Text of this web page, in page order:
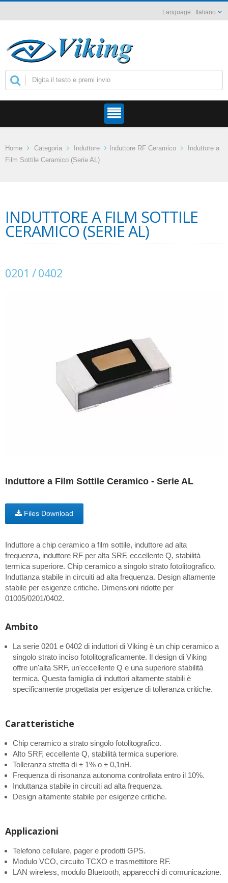
Italiano
Home Categoria Induttore Induttore RF Ceramico
Induttore a
Film Sottile Ceramico (Serie AL)
INDUTTORE A FILM SOTTILE
CERAMICO (SERIE AL)
0201 / 0402
Induttore a Film Sottile Ceramico - Serie AL
Files Download
Induttore a chip ceramico a film sottile, induttore ad alta
frequenza, induttore RF per alta SRF, eccellente Q, stabilità
termica superiore. Chip ceramico a singolo strato fotolitografico.
Induttanza stabile in circuiti ad alta frequenza. Design altamente
stabile per esigenze critiche. Dimensioni ridotte per
01005/0201/0402.
Ambito
La serie 0201 e 0402 di induttori di Viking è un chip ceramico a
singolo strato inciso fotolitograficamente. Il design di Viking
offre un'alta SRF, un'eccellente Q e una superiore stabilità
termica. Questa famiglia di induttori altamente stabili è
specificamente progettata per esigenze di tolleranza critiche.
Caratteristiche
Chip ceramico a strato singolo fotolitografico.
Alto SRF, eccellente Q, stabilità termica superiore.
Tolleranza stretta di ± 1% o ± 0,1nH.
Frequenza di risonanza autonoma controllata entro il 10%.
Induttanza stabile in circuiti ad alta frequenza.
Design altamente stabile per esigenze critiche.
Applicazioni
Telefono cellulare, pager e prodotti GPS.
Modulo VCO, circuito TCXO e trasmettitore RF.
LAN wireless, modulo Bluetooth, apparecchi di comunicazione.